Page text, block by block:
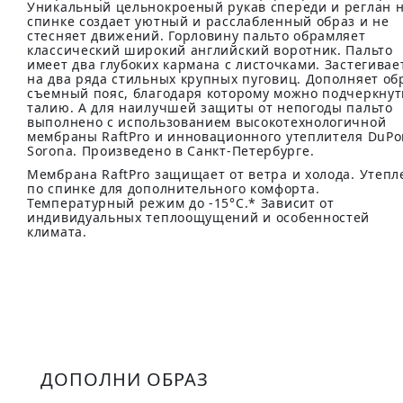
Уникальный цельнокроеный рукав спереди и реглан
спинке создает уютный и расслабленный образ и не
стесняет движений. Горловину пальто обрамляет
классический широкий английский воротник. Пальто
имеет два глубоких кармана с листочками.
на два ряда стильных крупных пуговиц. Дополняет
съемный пояс, благодаря которому можно
талию. А для наилучшей защиты от непогоды пальто
выполнено с использованием высокотехнологичной
мембраны RaftPro и инновационного утеплителя
Sorona. Произведено в Санкт-Петербурге.
Мембрана RaftPro защищает от ветра и холода.
по спинке для дополнительного комфорта.
Температурный режим до -15°C.* Зависит от
индивидуальных теплоощущений и особенностей
климата.
ДОПОЛНИ ОБРАЗ